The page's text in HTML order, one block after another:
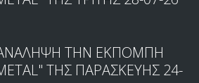
ΤΗΝ ΕΚΠΟΜΠΗ
ΤΗΣ ΠΑΡΑΣΚΕΥΗΣ 24-